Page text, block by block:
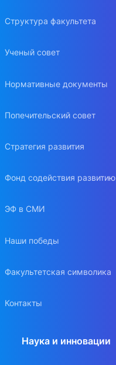
Структура факультета
Ученый совет
Нормативные документы
Попечительский совет
Стратегия развития
Фонд содействия развитию
ЭФ в СМИ
Наши победы
Факультетская символика
Контакты
Наука и инновации